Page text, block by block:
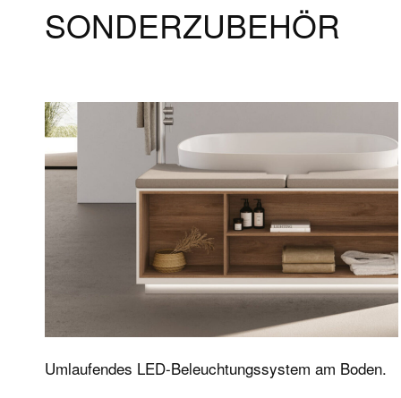
Whirlpools
Wellness-Badewannen
Duschsäulen
Ergänzungselemente
Sonderzubehör
FAQ
Service
SONDERZUBEHÖR
Umlaufendes LED-Beleuchtungssystem am Boden.